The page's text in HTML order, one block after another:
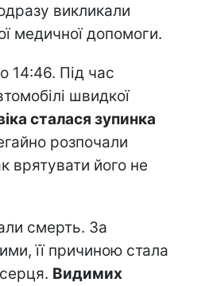
викликали
медичної допомоги.
14:46. Під час
швидкої
сталася зупинка
розпочали
врятувати його не
смерть. За
її причиною стала
Видимих